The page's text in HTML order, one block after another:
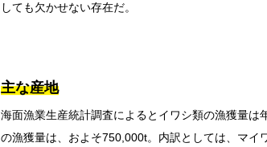
しても欠かせない存在だ。
主な産地
海面漁業生産統計調査によるとイワシ類の漁獲量
の漁獲量は、およそ750,000t。内訳としては、マイ